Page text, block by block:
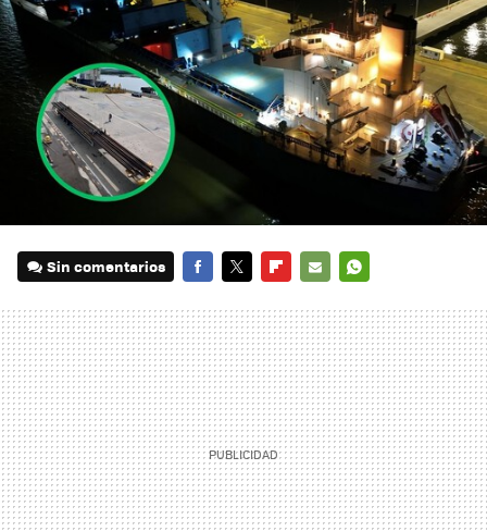
Sin comentarios
MAIL